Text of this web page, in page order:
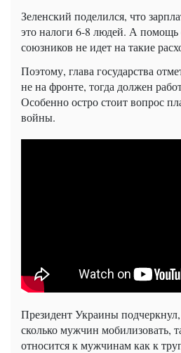
Зеленский поделился, что
это налоги 6-8 людей. А помощь
союзников не идет на такие
Поэтому, глава государства
не на фронте, тогда должен
Особенно остро стоит вопрос
войны.
Президент Украины
сколько мужчин мобилизовать,
относится к мужчинам как к